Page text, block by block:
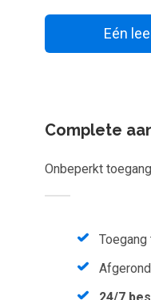
Eén
Complete
Onbeperkt
Toegang